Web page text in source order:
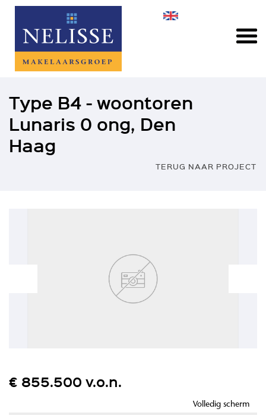
Type B4 - woontoren
Lunaris 0 ong, Den
Haag
TERUG NAAR PROJECT
€ 855.500 v.o.n.
Volledig scherm